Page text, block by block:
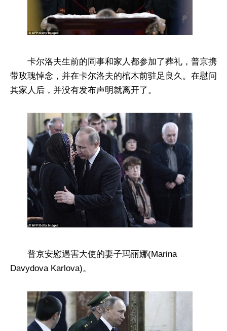
卡尔洛夫生前的同事和家人都参加了葬礼，普京携
带玫瑰悼念，并在卡尔洛夫的棺木前驻足良久。在慰问
其家人后，并没有发布声明就离开了。
普京安慰遇害大使的妻子玛丽娜(Marina
Davydova Karlova)。